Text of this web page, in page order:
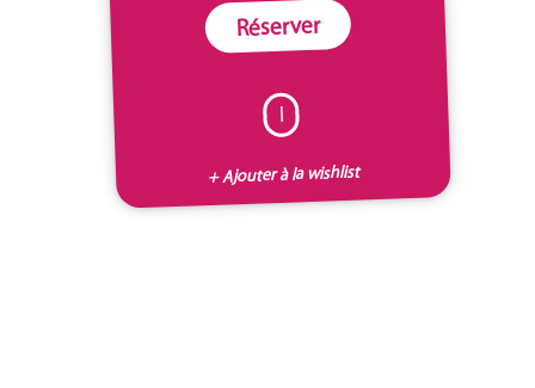
Réserver
I
+ Ajouter à la wishlist